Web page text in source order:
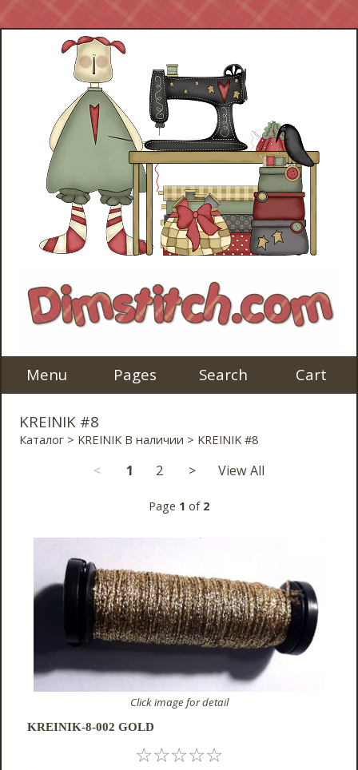
Menu Pages Search Cart
KREINIK #8
Каталог > KREINIK В наличии > KREINIK #8
< 1 2 > View All
Page 1 of 2
Click image for detail
KREINIK-8-002 GOLD
☆☆☆☆☆